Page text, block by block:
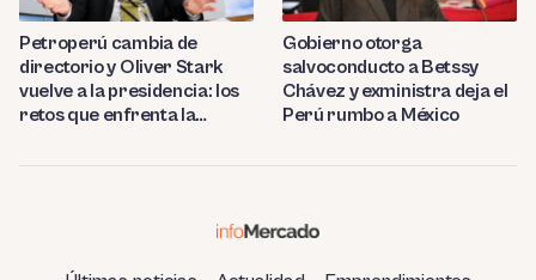
Petroperú cambia de
directorio y Oliver Stark
vuelve a la presidencia: los
retos que enfrenta la
Gobierno otorga
salvoconducto a Betssy
Chávez y exministra deja el
Perú rumbo a México